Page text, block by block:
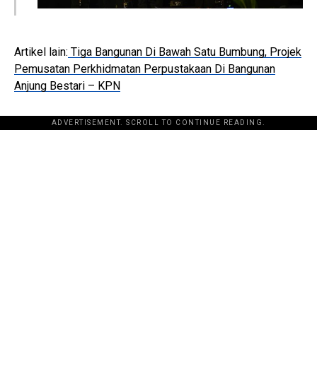
Artikel lain: Tiga Bangunan Di Bawah Satu Bumbung, Projek
Pemusatan Perkhidmatan Perpustakaan Di Bangunan
Anjung Bestari – KPN
ADVERTISEMENT. SCROLL TO CONTINUE READING.